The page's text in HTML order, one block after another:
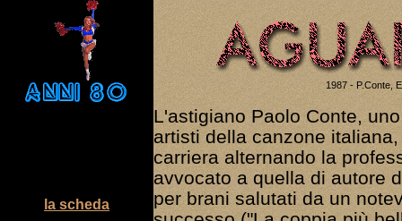
1987 - P.Conte,
la scheda
L'astigiano Paolo Conte,
artisti della canzone
carriera alternando la
avvocato a quella di autore
per brani salutati da un